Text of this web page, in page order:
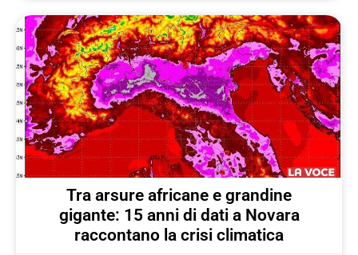
Tra arsure africane e grandine
gigante: 15 anni di dati a Novara
raccontano la crisi climatica